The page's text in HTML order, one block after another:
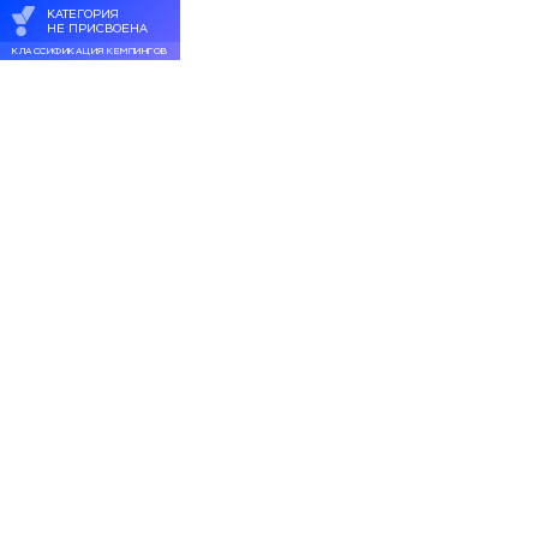
КАТЕГОРИЯ
НЕ ПРИСВОЕНА
КЛАССИФИКАЦИЯ КЕМПИНГОВ